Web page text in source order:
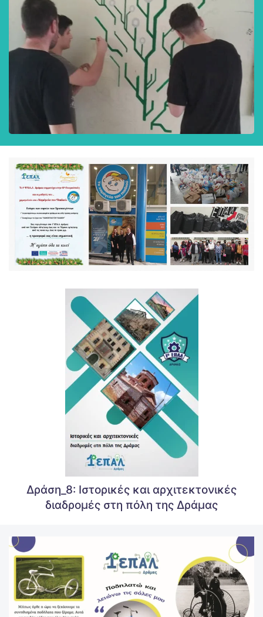
Δράση_7: Εθελοντισμός και προσφορά
Δράση_8: Ιστορικές και αρχιτεκτονικές
διαδρομές στη πόλη της Δράμας